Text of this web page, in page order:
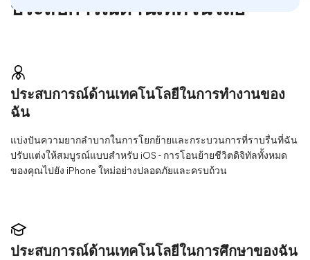
ประสบการณ์ด้านเทคโนโลยี
ประสบการณ์ด้านเทคโนโลยีในการทำงานของ
ฉัน
แบ่งปันความยากลำบากในการโยกย้ายและกระบวนการที่ราบรื่นที่ฉัน
ปรับแต่งให้สมบูรณ์แบบสำหรับ iOS - การโอนย้ายชีวิตดิจิทัลทั้งหมด
ของคุณไปยัง iPhone ใหม่อย่างปลอดภัยและครบถ้วน
ประสบการณ์ด้านเทคโนโลยีในการศึกษาของฉัน